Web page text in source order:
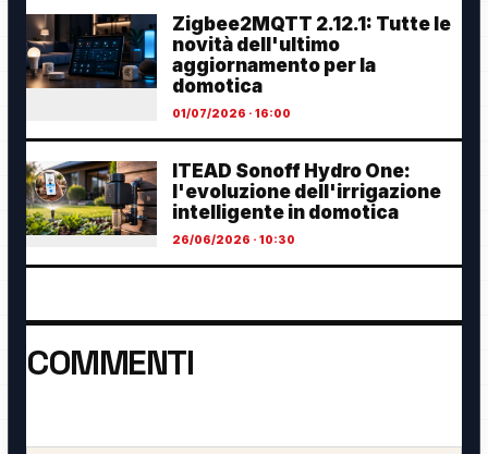
Zigbee2MQTT 2.12.1: Tutte le
novità dell'ultimo
aggiornamento per la
domotica
01/07/2026 · 16:00
ITEAD Sonoff Hydro One:
l'evoluzione dell'irrigazione
intelligente in domotica
26/06/2026 · 10:30
COMMENTI